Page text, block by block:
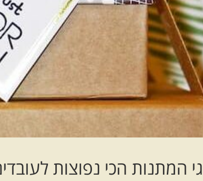
המתנות הכי נפוצות